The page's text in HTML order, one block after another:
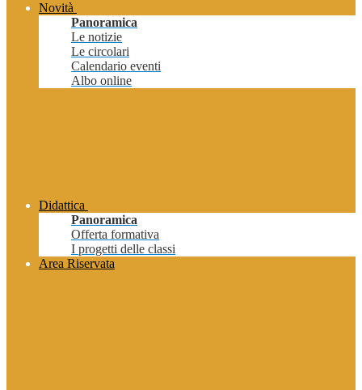
Novità
Panoramica
Le notizie
Le circolari
Calendario eventi
Albo online
Didattica
Panoramica
Offerta formativa
I progetti delle classi
Area Riservata